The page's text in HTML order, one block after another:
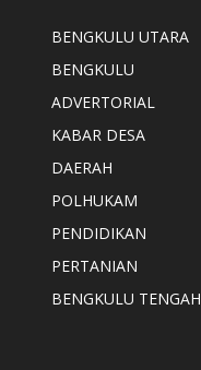
BENGKULU UTARA
BENGKULU
ADVERTORIAL
KABAR DESA
DAERAH
POLHUKAM
PENDIDIKAN
PERTANIAN
BENGKULU TENGAH